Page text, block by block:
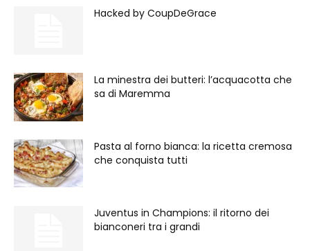
Hacked by CoupDeGrace
La minestra dei butteri: l’acquacotta che
sa di Maremma
Pasta al forno bianca: la ricetta cremosa
che conquista tutti
Juventus in Champions: il ritorno dei
bianconeri tra i grandi